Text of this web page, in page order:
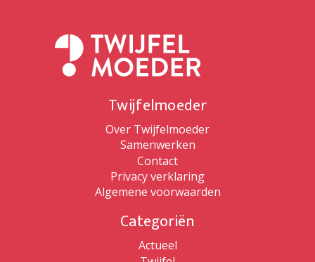
Twijfelmoeder
Over Twijfelmoeder
Samenwerken
Contact
Privacy verklaring
Algemene voorwaarden
Categoriën
Actueel